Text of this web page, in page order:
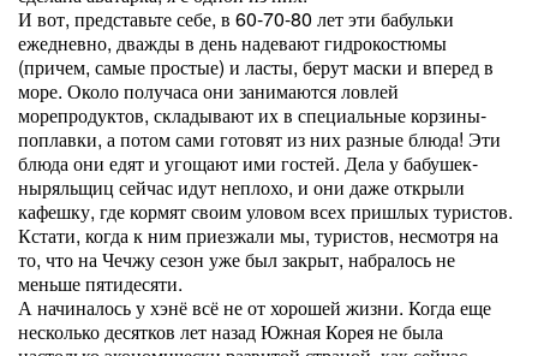
И вот, представьте себе, в 60-70-80 лет эти бабульки
ежедневно, дважды в день надевают гидрокостюмы
(причем, самые простые) и ласты, берут маски и вперед в
море. Около получаса они занимаются ловлей
морепродуктов, складывают их в специальные корзины-
поплавки, а потом сами готовят из них разные блюда! Эти
блюда они едят и угощают ими гостей. Дела у бабушек-
ныряльщиц сейчас идут неплохо, и они даже открыли
кафешку, где кормят своим уловом всех пришлых туристов.
Кстати, когда к ним приезжали мы, туристов, несмотря на
то, что на Чечжу сезон уже был закрыт, набралось не
меньше пятидесяти.
А начиналось у хэнё всё не от хорошей жизни. Когда еще
несколько десятков лет назад Южная Корея не была